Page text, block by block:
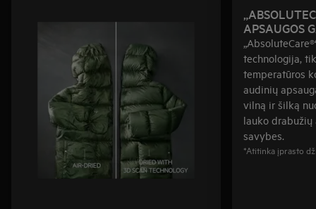
APSAUGOS
technologija,
temperatūros
audinių
vilną ir šilką
lauko drabužių
savybes.
*Atitinka įprasto